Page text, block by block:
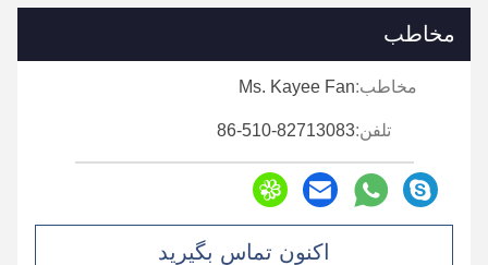
مخاطب
مخاطب:Ms. Kayee Fan
تلفن:86-510-82713083
اکنون تماس بگیرید